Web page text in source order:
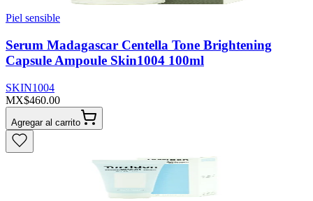
Piel sensible
Serum Madagascar Centella Tone Brightening
Capsule Ampoule Skin1004 100ml
SKIN1004
MX$460.00
Agregar al carrito